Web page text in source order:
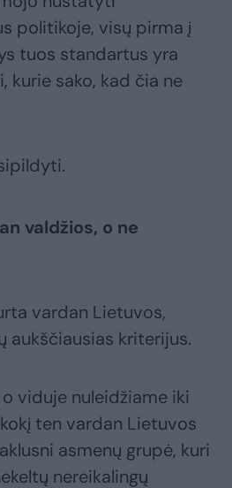
politikoje, visų pirma į
tuos standartus yra
kurie sako, kad čia ne
valdžios, o ne
vardan Lietuvos,
aukščiausias kriterijus.
viduje nuleidžiame iki
ten vardan Lietuvos
asmenų grupė, kuri
nereikalingų